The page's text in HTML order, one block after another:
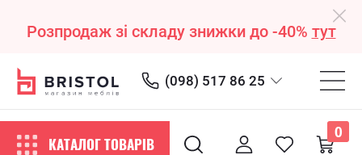
Розпродаж зі складу знижки до -40% тут
(098) 517 86 25
КАТАЛОГ ТОВАРІВ
0